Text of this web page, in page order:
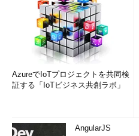
AzureでIoTプロジェクトを共同検
証する「IoTビジネス共創ラボ」
AngularJS